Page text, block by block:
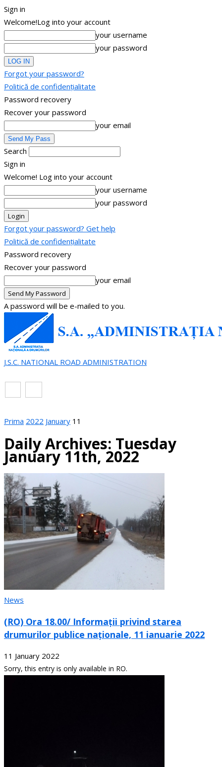
Sign in
Welcome!Log into your account
your username
your password
Forgot your password?
Politică de confidențialitate
Password recovery
Recover your password
your email
Search
Sign in
Welcome! Log into your account
your username
your password
Forgot your password? Get help
Politică de confidențialitate
Password recovery
Recover your password
your email
A password will be e-mailed to you.
J.S.C. NATIONAL ROAD ADMINISTRATION
Prima 2022 January 11
Daily Archives: Tuesday
January 11th, 2022
News
(RO) Ora 18.00/ Informații privind starea
drumurilor publice naționale, 11 ianuarie 2022
11 January 2022
Sorry, this entry is only available in RO.